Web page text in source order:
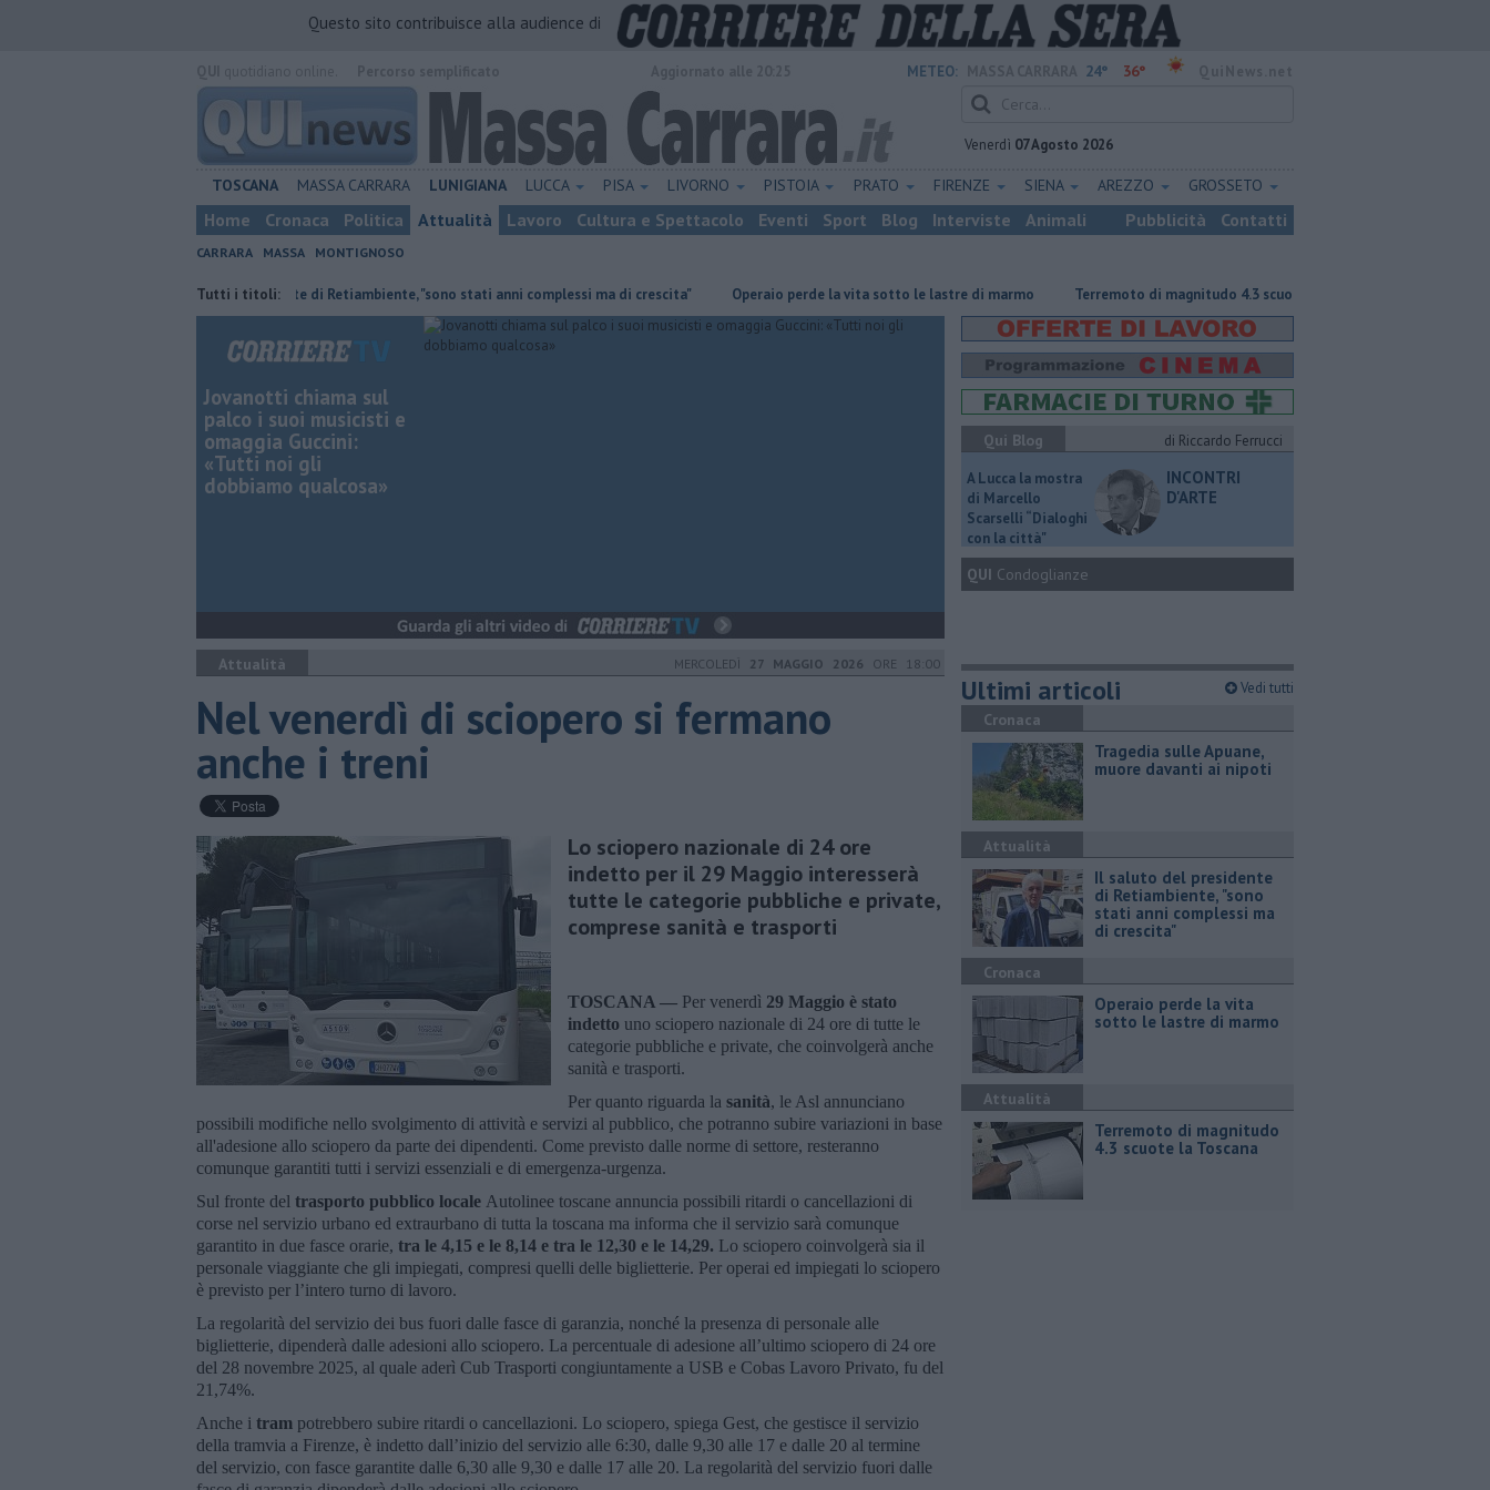
Questo sito contribuisce alla audience di
METEO: 24° 36°
Venerdì 07 Agosto 2026
TOSCANA MASSA CARRARA LUNIGIANA LUCCA PISA LIVORNO PISTOIA PRATO FIRENZE SIENA AREZZO GROSSETO
Home Cronaca Politica Attualità Lavoro Cultura e Spettacolo Eventi Sport Blog Interviste Animali Pubblicità Contatti
CARRARA MASSA MONTIGNOSO
Tutti i titoli:
Il saluto del presidente di Retiambiente, "sono stati anni complessi ma di crescita" Operaio perde la vita sotto le lastre di marmo Terremoto di magnitudo 4.3 scuote la Toscana
Jovanotti chiama sul
palco i suoi musicisti e
omaggia Guccini:
«Tutti noi gli
dobbiamo qualcosa»
Attualità MERCOLEDÌ 27 MAGGIO 2026 ORE 18:00
Nel venerdì di sciopero si fermano
anche i treni
Lo sciopero nazionale di 24 ore
indetto per il 29 Maggio interesserà
tutte le categorie pubbliche e private,
comprese sanità e trasporti
TOSCANA — Per venerdì 29 Maggio è stato
indetto uno sciopero nazionale di 24 ore di tutte le
categorie pubbliche e private, che coinvolgerà anche
sanità e trasporti.
Per quanto riguarda la sanità, le Asl annunciano
possibili modifiche nello svolgimento di attività e servizi al pubblico, che potranno subire variazioni in base
all'adesione allo sciopero da parte dei dipendenti. Come previsto dalle norme di settore, resteranno
comunque garantiti tutti i servizi essenziali e di emergenza-urgenza.
Sul fronte del trasporto pubblico locale Autolinee toscane annuncia possibili ritardi o cancellazioni di
corse nel servizio urbano ed extraurbano di tutta la toscana ma informa che il servizio sarà comunque
garantito in due fasce orarie, tra le 4,15 e le 8,14 e tra le 12,30 e le 14,29. Lo sciopero coinvolgerà sia il
personale viaggiante che gli impiegati, compresi quelli delle biglietterie. Per operai ed impiegati lo sciopero
è previsto per l’intero turno di lavoro.
La regolarità del servizio dei bus fuori dalle fasce di garanzia, nonché la presenza di personale alle
biglietterie, dipenderà dalle adesioni allo sciopero. La percentuale di adesione all’ultimo sciopero di 24 ore
del 28 novembre 2025, al quale aderì Cub Trasporti congiuntamente a USB e Cobas Lavoro Privato, fu del
21,74%.
Anche i tram potrebbero subire ritardi o cancellazioni. Lo sciopero, spiega Gest, che gestisce il servizio
della tramvia a Firenze, è indetto dall’inizio del servizio alle 6:30, dalle 9,30 alle 17 e dalle 20 al termine
del servizio, con fasce garantite dalle 6,30 alle 9,30 e dalle 17 alle 20. La regolarità del servizio fuori dalle
Qui Blog
di Riccardo Ferrucci
A Lucca la mostra
di Marcello
Scarselli “Dialoghi
con la città"
INCONTRI
D'ARTE
QUI Condoglianze
Ultimi articoli Vedi tutti
Cronaca
Tragedia sulle Apuane,
muore davanti ai nipoti
Attualità
Il saluto del presidente
di Retiambiente, "sono
stati anni complessi ma
di crescita"
Cronaca
Operaio perde la vita
sotto le lastre di marmo
Attualità
Terremoto di magnitudo
4.3 scuote la Toscana